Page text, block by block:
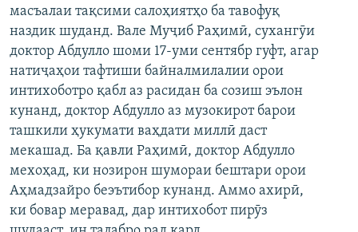
Ҳамаи сомонаҳои RFE/RL
масъалаи тақсими салоҳиятҳо ба тавофуқ
наздик шуданд. Вале Муҷиб Раҳимӣ, сухангӯи
доктор Абдулло шоми 17-уми сентябр гуфт, агар
натиҷаҳои тафтиши байналмилалии орои
интихоботро қабл аз расидан ба созиш эълон
кунанд, доктор Абдулло аз музокирот барои
ташкили ҳукумати ваҳдати миллӣ даст
мекашад. Ба қавли Раҳимӣ, доктор Абдулло
мехоҳад, ки нозирон шумораи бештари орои
Аҳмадзайро беэътибор кунанд. Аммо ахирӣ,
ки бовар меравад, дар интихобот пирӯз